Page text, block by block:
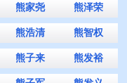
熊家尧 熊泽荣
熊浩清 熊智权
熊子来 熊发裕